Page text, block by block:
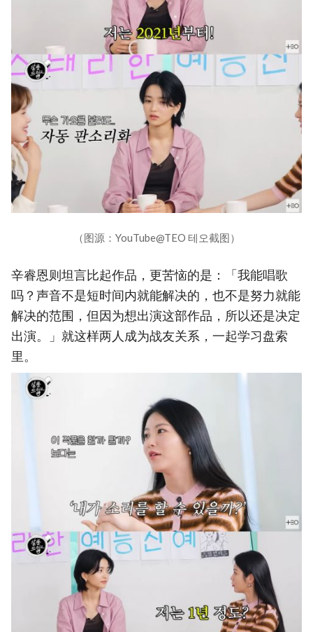
（图源：YouTube@TEO 테오截图）
辛睿恩则坦言比起作品，更苦恼的是：「我能唱歌
吗？声音不是短时间内就能解决的，也不是努力就能
解决的范围，但因为想出演这部作品，所以还是决定
出演。」就这样两人成为战友关系，一起学习盘索
里。